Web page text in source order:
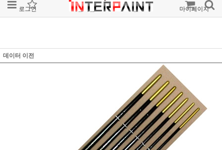
로그인 회원가입 주문조회 마이페이지
데이터 이전